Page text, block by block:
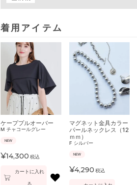
着用アイテム
ケーププルオーバー
M チャコールグレー
NEW
¥14,300 税込
カートに入れ
る ♥
マグネット金具カラー
パールネックレス（12
ｍｍ）
F シルバー
NEW
¥4,290 税込